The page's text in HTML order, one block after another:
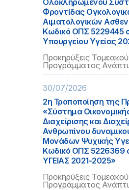
Ολοκληρωμένου
Φροντίδας
Αιματολογικών
Κωδικό ΟΠΣ 5229445
Υπουργείου Υγείας
Προκηρύξεις Τομεακού
Προγράμματος
30/07/2026
2η Τροποποίηση της
«Σύστημα
Διαχείρισης και
Ανθρωπίνου
Μονάδων Ψυχικής
Κωδικό ΟΠΣ 5226369
ΥΓΕΙΑΣ 2021-2025»
Προκηρύξεις Τομεακού
Προγράμματος